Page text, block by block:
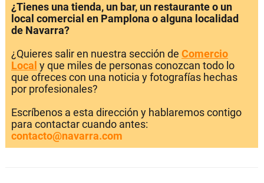
¿Tienes una tienda, un bar, un restaurante o un
local comercial en Pamplona o alguna localidad
de Navarra?
¿Quieres salir en nuestra sección de Comercio
Local y que miles de personas conozcan todo lo
que ofreces con una noticia y fotografías hechas
por profesionales?
Escríbenos a esta dirección y hablaremos contigo
para contactar cuando antes:
contacto@navarra.com